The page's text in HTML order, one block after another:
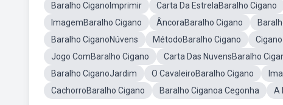
Baralho CiganoImprimir
Carta Da EstrelaBaralho Cigano
ImagemBaralho Cigano
ÂncoraBaralho Cigano
Baralho CiganoNúvens
MétodoBaralho Cigano
Jogo ComBaralho Cigano
Carta Das NuvensBaralho
Baralho CiganoJardim
O CavaleiroBaralho Cigano
CachorroBaralho Cigano
Baralho Ciganoa Cegonha A